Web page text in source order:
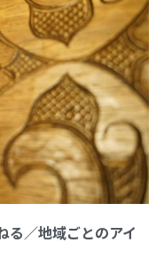
る／地域ごとのアイ